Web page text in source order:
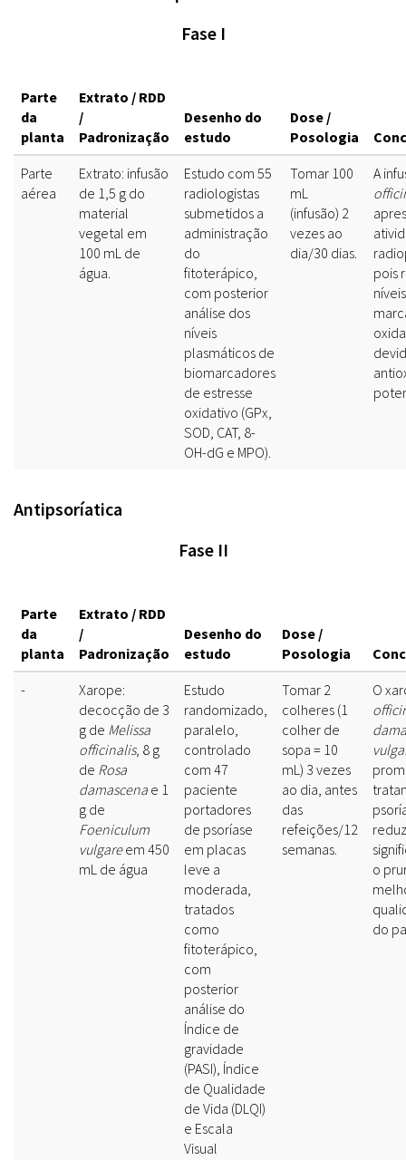
Fase I
Parte
da
planta
Extrato / RDD
/
Padronização
Desenho do
estudo
Dose /
Posologia
Parte
aérea
Extrato: infusão
de 1,5 g do
material
vegetal em
100 mL de
água.
Estudo com 55
radiologistas
submetidos a
administração
do
fitoterápico,
com posterior
análise dos
níveis
plasmáticos de
biomarcadores
de estresse
oxidativo (GPx,
SOD, CAT, 8-
OH-dG e MPO).
Tomar 100
mL
(infusão) 2
vezes ao
dia/30 dias.
A
pois
Antipsoríatica
Fase II
Parte
da
planta
Extrato / RDD
/
Padronização
Desenho do
estudo
Dose /
Posologia
-
Xarope:
decocção de 3
g de Melissa
officinalis, 8 g
de Rosa
damascena e 1
g de
Foeniculum
vulgareem 450
mL de água
Estudo
randomizado,
paralelo,
controlado
com 47
paciente
portadores
de psoríase
em placas
leve a
moderada,
tratados
como
fitoterápico,
com
posterior
análise do
Índice de
gravidade
(PASI), Índice
de Qualidade
de Vida (DLQI)
e Escala
Visual
Tomar 2
colheres (1
colher de
sopa = 10
mL) 3 vezes
ao dia, antes
das
refeições/12
semanas.
O
o
do